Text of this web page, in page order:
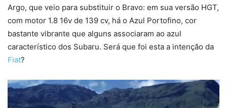
Argo, que veio para substituir o Bravo: em sua versão HGT,
com motor 1.8 16v de 139 cv, há o Azul Portofino, cor
bastante vibrante que alguns associaram ao azul
característico dos Subaru. Será que foi esta a intenção da
Fiat?